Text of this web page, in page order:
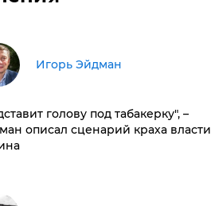
Игорь Эйдман
голову под табакерку", –
описал сценарий краха власти